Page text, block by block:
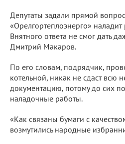
Депутаты задали прямой
«Орелгортеплоэнерго» наладит
Внятного ответа не смог дать
Дмитрий Макаров.
По его словам, подрядчик,
котельной, никак не сдаст всю
документацию, потому до сих
наладочные работы.
«Как связаны бумаги с
возмутились народные